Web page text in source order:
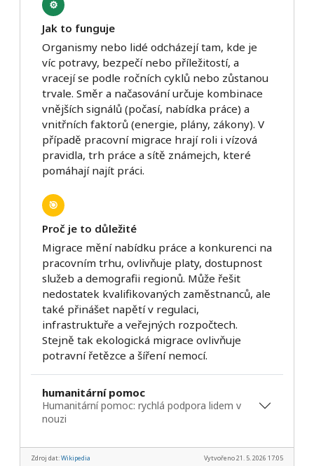
⚙️
Jak to funguje
Organismy nebo lidé odcházejí tam, kde je
víc potravy, bezpečí nebo příležitostí, a
vracejí se podle ročních cyklů nebo zůstanou
trvale. Směr a načasování určuje kombinace
vnějších signálů (počasí, nabídka práce) a
vnitřních faktorů (energie, plány, zákony). V
případě pracovní migrace hrají roli i vízová
pravidla, trh práce a sítě známejch, které
pomáhají najít práci.
🎯
Proč je to důležité
Migrace mění nabídku práce a konkurenci na
pracovním trhu, ovlivňuje platy, dostupnost
služeb a demografii regionů. Může řešit
nedostatek kvalifikovaných zaměstnanců, ale
také přinášet napětí v regulaci,
infrastruktuře a veřejných rozpočtech.
Stejně tak ekologická migrace ovlivňuje
potravní řetězce a šíření nemocí.
humanitární pomoc
Humanitární pomoc: rychlá podpora lidem v
nouzi
Vytvořeno 21. 5. 2026 17:05
Zdroj dat:Wikipedia